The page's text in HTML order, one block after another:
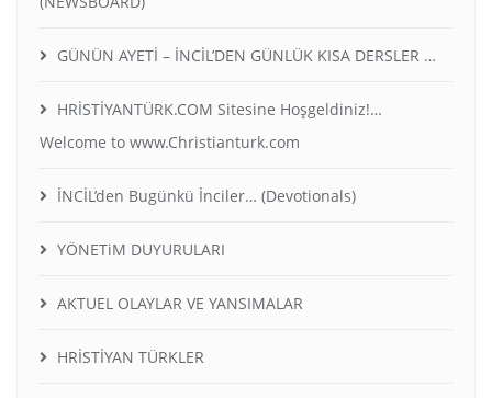
GÜNÜN AYETİ – İNCİL’DEN GÜNLÜK KISA DERSLER …
HRİSTİYANTÜRK.COM Sitesine Hoşgeldiniz!…
Welcome to www.Christianturk.com
İNCİL’den Bugünkü İnciler… (Devotionals)
YÖNETiM DUYURULARI
AKTUEL OLAYLAR VE YANSIMALAR
HRİSTİYAN TÜRKLER